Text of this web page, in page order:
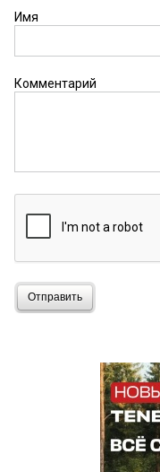
Имя
Комментарий
Отправить